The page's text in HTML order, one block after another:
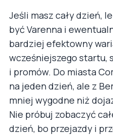
Jeśli masz cały dzień,
być Varenna i
bardziej efektowny
wcześniejszego startu,
i promów. Do miasta
na jeden dzień, ale z
mniej wygodne niż
Nie próbuj zobaczyć
dzień, bo przejazdy i